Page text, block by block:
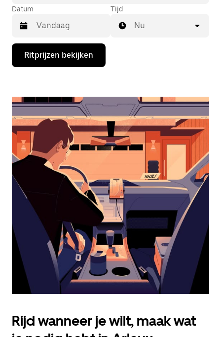
Datum
Druk
de
de
te
openen
een
datum
te
selecteren.
Druk
Escape
agenda
te
sluiten.
Tijd
Nu
Ritprijzen bekijken
Rijd wanneer je wilt, maak wat